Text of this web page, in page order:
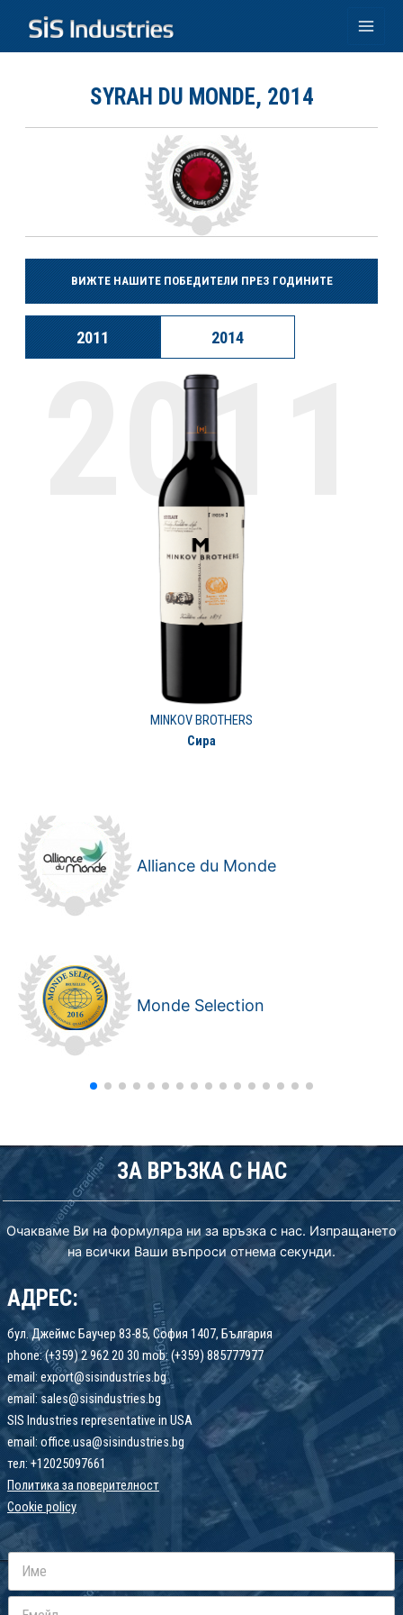
content
SYRAH DU MONDE, 2014
ВИЖТЕ НАШИТЕ ПОБЕДИТЕЛИ ПРЕЗ ГОДИНИТЕ
2011 2014
MINKOV BROTHERS
Сира
Alliance du Monde
Monde Selection
ЗА ВРЪЗКА С НАС
Очакваме Ви на формуляра ни за връзка с нас. Изпращането
на всички Ваши въпроси отнема секунди.
АДРЕС:
бул. Джеймс Баучер 83-85, София 1407, България
phone: (+359) 2 962 20 30 mob: (+359) 885777977
email: export@sisindustries.bg
email: sales@sisindustries.bg
SIS Industries representative in USA
email: office.usa@sisindustries.bg
тел: +12025097661
Политика за поверителност
Cookie policy